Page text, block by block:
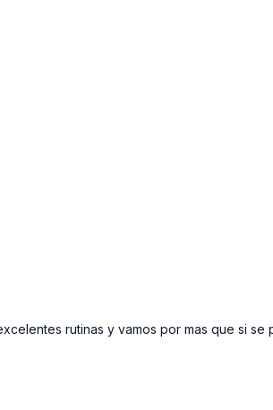
rutinas y vamos por mas que si se